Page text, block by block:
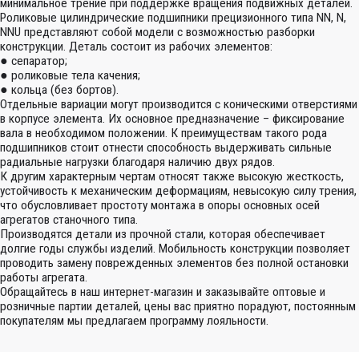
минимальное трение при поддержке вращения подвижных деталей.
Роликовые цилиндрические подшипники прецизионного типа NN, N,
NNU представляют собой модели с возможностью разборки
конструкции. Деталь состоит из рабочих элементов:
● сепаратор;
● роликовые тела качения;
● кольца (без бортов).
Отдельные вариации могут производится с коническими отверстиями
в корпусе элемента. Их основное предназначение – фиксирование
вала в необходимом положении. К преимуществам такого рода
подшипников стоит отнести способность выдерживать сильные
радиальные нагрузки благодаря наличию двух рядов.
К другим характерным чертам относят также высокую жесткость,
устойчивость к механическим деформациям, невысокую силу трения,
что обусловливает простоту монтажа в опоры основных осей
агрегатов станочного типа.
Производятся детали из прочной стали, которая обеспечивает
долгие годы службы изделий. Мобильность конструкции позволяет
проводить замену поврежденных элементов без полной остановки
работы агрегата.
Обращайтесь в наш интернет-магазин и заказывайте оптовые и
розничные партии деталей, цены вас приятно порадуют, постоянным
покупателям мы предлагаем программу лояльности.